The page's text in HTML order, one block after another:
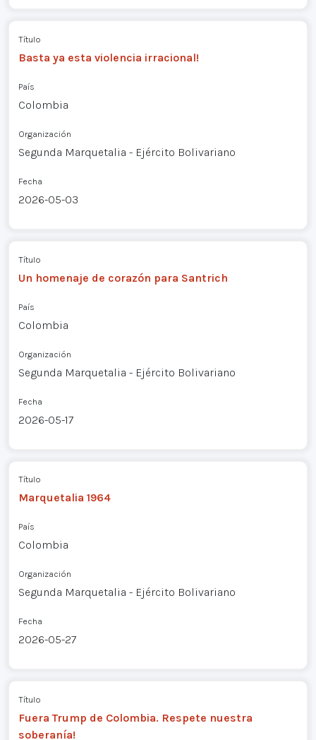
Título
Basta ya esta violencia irracional!
País
Colombia
Organización
Segunda Marquetalia - Ejército Bolivariano
Fecha
2026-05-03
Título
Un homenaje de corazón para Santrich
País
Colombia
Organización
Segunda Marquetalia - Ejército Bolivariano
Fecha
2026-05-17
Título
Marquetalia 1964
País
Colombia
Organización
Segunda Marquetalia - Ejército Bolivariano
Fecha
2026-05-27
Título
Fuera Trump de Colombia. Respete nuestra
soberanía!